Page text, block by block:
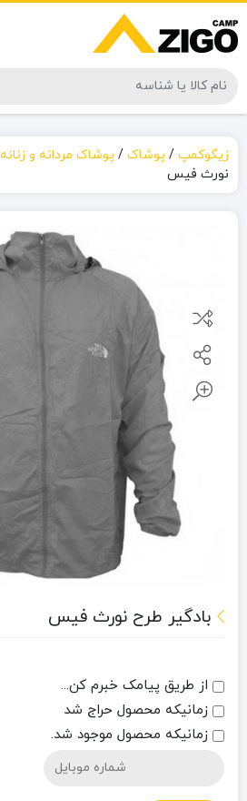
زیگوکمپ / پوشاک / پوشاک مردانه و زنانه
نورث فیس
بادگیر طرح نورث فیس
از طریق پیامک خبرم کن...
زمانیکه محصول حراج شد
زمانیکه محصول موجود شد.